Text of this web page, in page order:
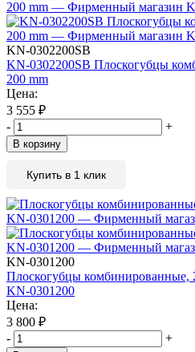
KN-0302200SB
KN-0302200SB Плоскогубцы
200 mm
Цена:
3 555 ₽
-
+
В корзину
Купить в 1 клик
KN-0301200
Плоскогубцы
KN-0301200
Цена:
3 800 ₽
-
+